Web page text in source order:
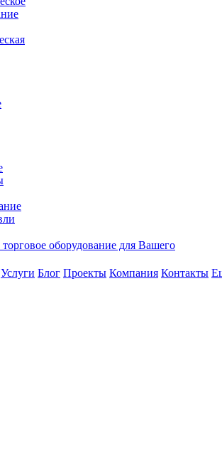
Услуги Блог Проекты Компания Контакты